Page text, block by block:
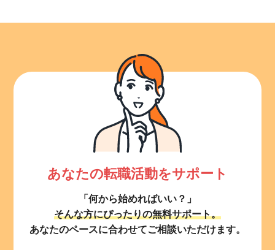
あなたの転職活動をサポート
「何から始めればいい？」
そんな方にぴったりの無料サポート。
あなたのペースに合わせてご相談いただけます。